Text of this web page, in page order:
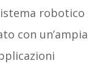
robotico
con un’ampia